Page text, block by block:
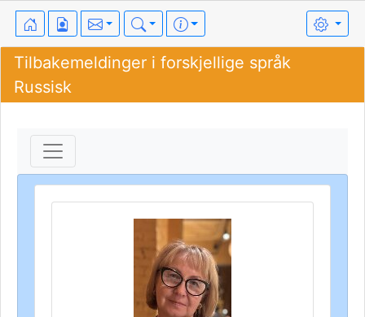
Tilbakemeldinger i forskjellige språk
Russisk